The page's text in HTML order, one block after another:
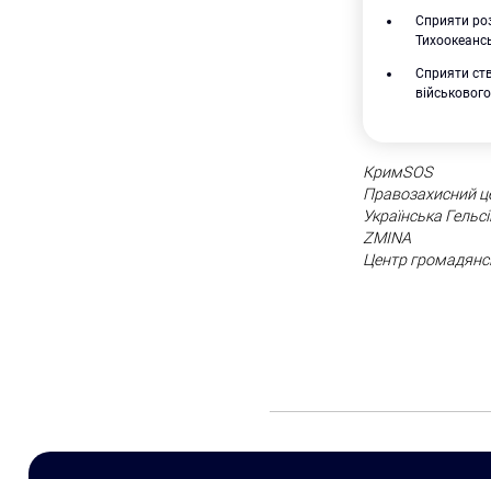
Сприяти
Сприяти
КримSOS
Правозахисний
Українська
ZMINA
Центр